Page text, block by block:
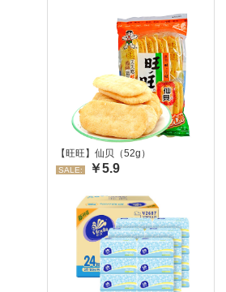
【旺旺】仙贝（52g）
SALE: ￥5.9